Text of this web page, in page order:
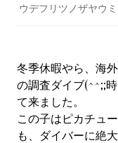
ウデフリツノザヤウ
冬季休暇やら、海
の調査ダイブ(^^;;
て来ました。
この子はピカチュ
も、ダイバーに絶